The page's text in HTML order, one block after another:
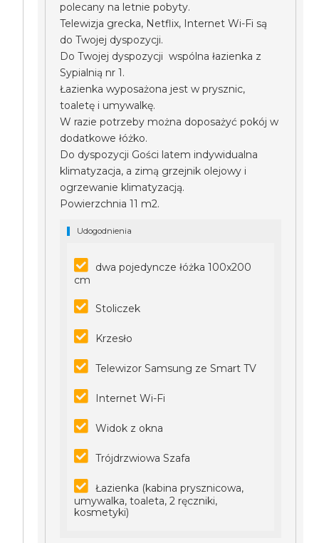
polecany na letnie pobyty.
Telewizja grecka, Netflix, Internet Wi-Fi są
do Twojej dyspozycji.
Do Twojej dyspozycji wspólna łazienka z
Sypialnią nr 1.
Łazienka wyposażona jest w prysznic,
toaletę i umywalkę.
W razie potrzeby można doposażyć pokój w
dodatkowe łóżko.
Do dyspozycji Gości latem indywidualna
klimatyzacja, a zimą grzejnik olejowy i
ogrzewanie klimatyzacją.
Powierzchnia 11 m2.
Udogodnienia
dwa pojedyncze łóżka 100x200
cm
Stoliczek
Krzesło
Telewizor Samsung ze Smart TV
Internet Wi-Fi
Widok z okna
Trójdrzwiowa Szafa
Łazienka (kabina prysznicowa,
umywalka, toaleta, 2 ręczniki,
kosmetyki)